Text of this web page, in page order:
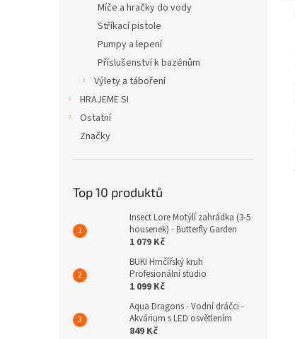
Míče a hračky do vody
Stříkací pistole
Pumpy a lepení
Příslušenství k bazénům
Výlety a táboření
HRAJEME SI
Ostatní
Značky
Top 10 produktů
Insect Lore Motýlí zahrádka (3-5
housenek) - Butterfly Garden
1 079 Kč
BUKI Hrnčířský kruh
Profesionální studio
1 099 Kč
Aqua Dragons - Vodní dráčci -
Akvárium s LED osvětlením
849 Kč